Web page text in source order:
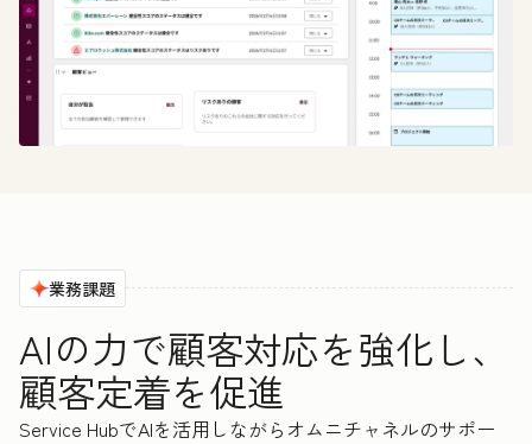
業務課題
AIの力で顧客対応を強化し、
顧客定着を促進
Service HubでAIを活用しながらオムニチャネルのサポー